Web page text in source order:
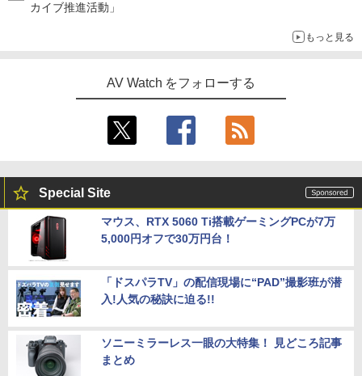
カイブ推進活動」
もっと見る
AV Watch をフォローする
Special Site
マウス、RTX 5060 Ti搭載ゲーミングPCが7万
5,000円オフで30万円台！
「ドスパラTV」の配信現場に“PAD”撮影班が潜
入!人気の秘訣に迫る!!
ソニーミラーレス一眼の大特集！ 見どころ記事
まとめ